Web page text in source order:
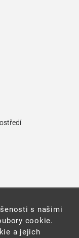
s našimi
cookie.
a jejich